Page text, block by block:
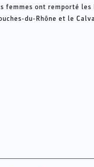
femmes ont remporté
du-Rhône et le